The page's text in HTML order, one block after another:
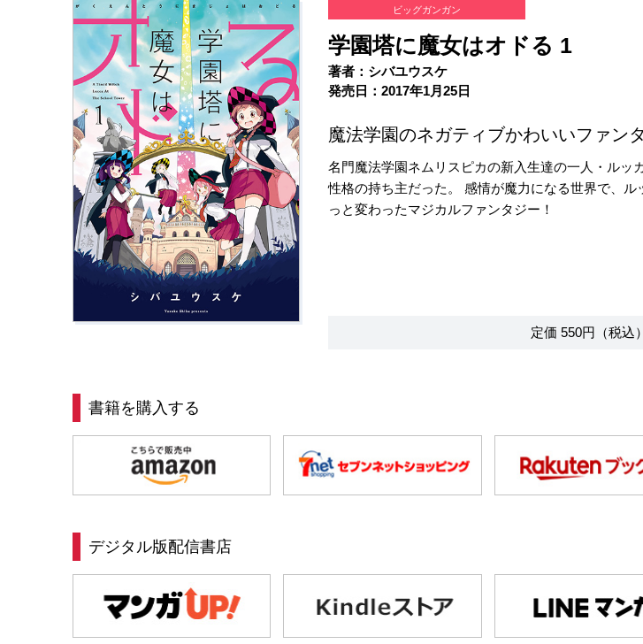
ビッグガンガン
学園塔に魔女はオドる 1
著者：シバユウスケ
発売日：2017年1月25日
魔法学園のネガティブかわいいファン
名門魔法学園ネムリスピカの新入生達の一人・ルッ
性格の持ち主だった。 感情が魔力になる世界で、
っと変わったマジカルファンタジー！
定価 550円（税
書籍を購入する
デジタル版配信書店